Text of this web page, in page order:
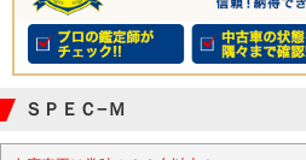
ＳＰＥＣ−Ｍ